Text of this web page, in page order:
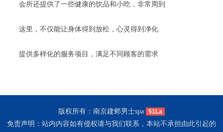
会所还提供了一些健康的饮品和小吃，非常周到
这里，不仅能让身体得到放松，心灵得到净化
提供多样化的服务项目，满足不同顾客的需求
版权所有：南京建邺男士spa 51La
免责声明：站内内容如有侵权请与我们联系，本站不承担由此引起的